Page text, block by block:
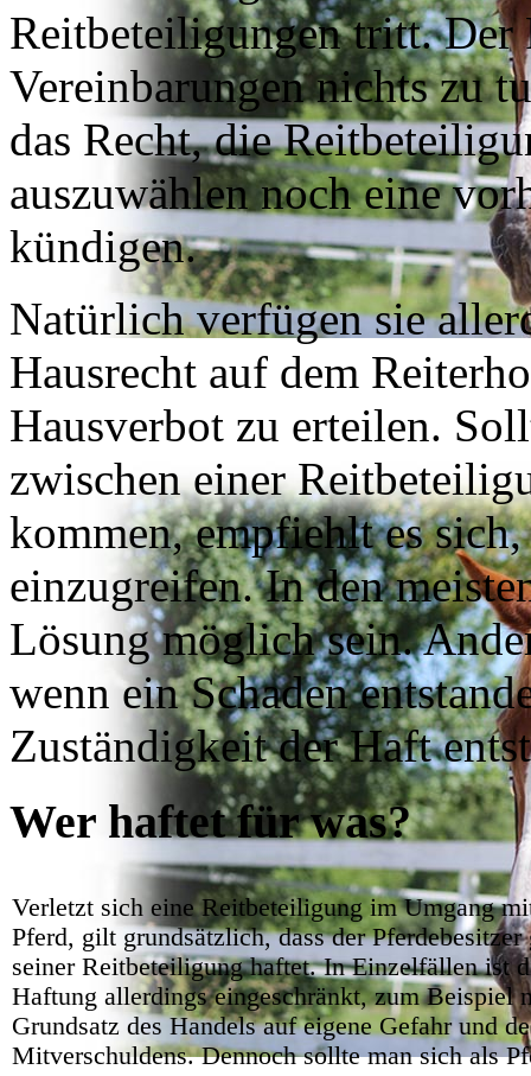
Reitbeteiligungen tritt. Der
Vereinbarungen nichts zu
das Recht, die
auszuwählen noch eine
kündigen.
Natürlich verfügen sie
Hausrecht auf dem
Hausverbot zu erteilen.
zwischen einer
kommen, empfiehlt es
einzugreifen. In den
Lösung möglich sein.
wenn ein Schaden
Zuständigkeit der Haft
Wer haftet für was?
Verletzt sich eine Reitbeteiligung im Umgang
Pferd, gilt grundsätzlich, dass der Pferdebesitzer
seiner Reitbeteiligung haftet. In Einzelfällen ist
Haftung allerdings eingeschränkt, zum Beispiel
Grundsatz des Handels auf eigene Gefahr und
Mitverschuldens. Dennoch sollte man sich als